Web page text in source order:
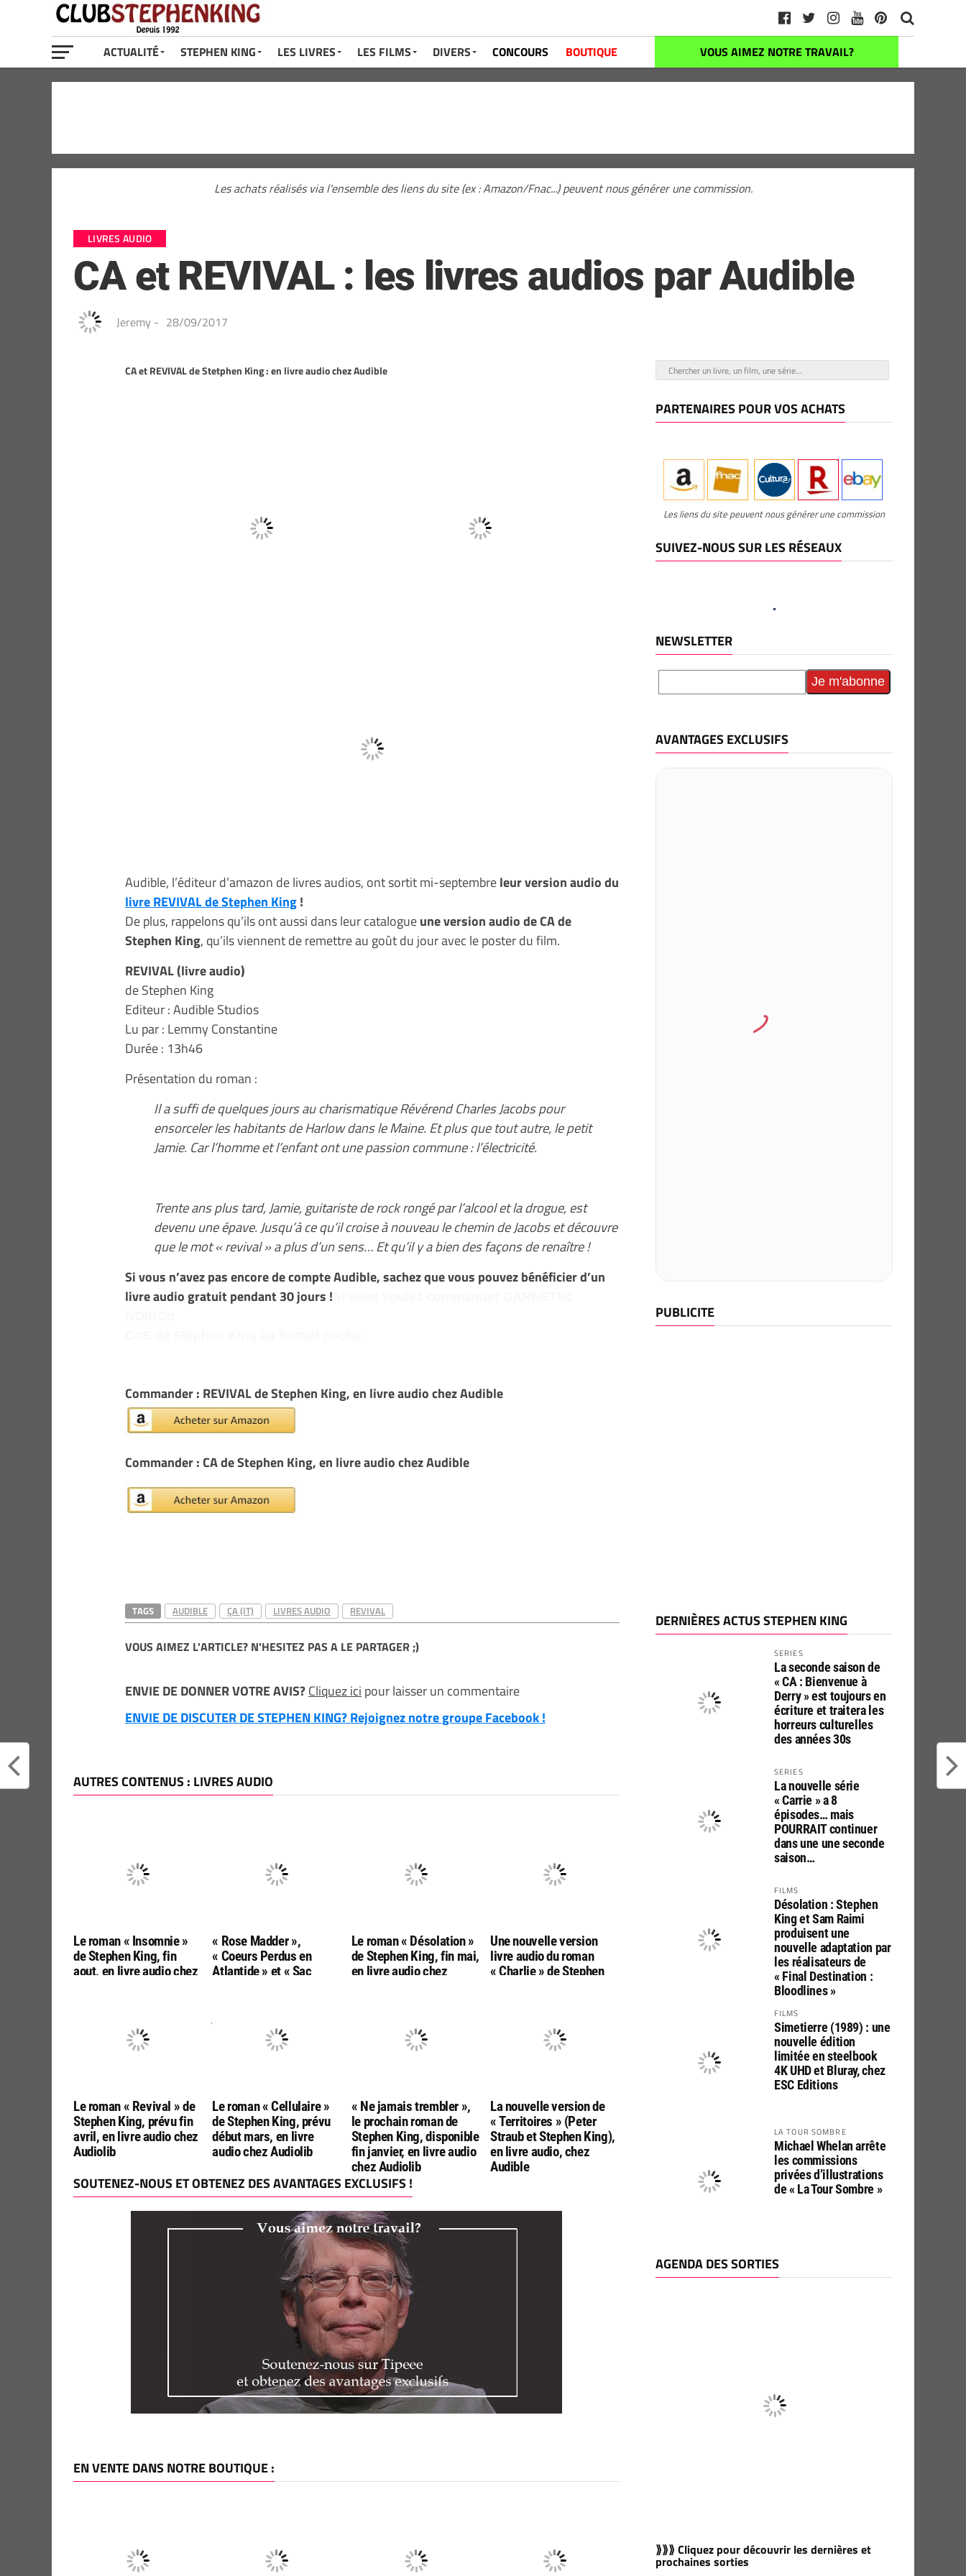
ACTUALITÉ STEPHEN KING LES LIVRES LES FILMS DIVERS CONCOURS BOUTIQUE VOUS AIMEZ NOTRE TRAVAIL?
Les achats réalisés via l'ensemble des liens du site (ex : Amazon/Fnac...) peuvent nous générer une commission.
LIVRES AUDIO
CA et REVIVAL : les livres audios par Audible
Jeremy - 28/09/2017
CA et REVIVAL de Stetphen King : en livre audio chez Audible
Audible, l’éditeur d’amazon de livres audios, ont sortit mi-septembreleur version audio du
livre REVIVAL de Stephen King!
De plus, rappelons qu’ils ont aussi dans leur catalogueune version audio de CA de
Stephen King, qu’ils viennent de remettre au goût du jour avec le poster du film.
REVIVAL (livre audio)
de Stephen King
Editeur : Audible Studios
Lu par : Lemmy Constantine
Durée : 13h46
Présentation du roman :
Il a suffi de quelques jours au charismatique Révérend Charles Jacobs pour
ensorceler les habitants de Harlow dans le Maine. Et plus que tout autre, le petit
Jamie. Car l’homme et l’enfant ont une passion commune : l’électricité.
Trente ans plus tard, Jamie, guitariste de rock rongé par l’alcool et la drogue, est
devenu une épave. Jusqu’à ce qu’il croise à nouveau le chemin de Jacobs et découvre
que le mot « revival » a plus d’un sens… Et qu’il y a bien des façons de renaître !
Si vous n’avez pas encore de compte Audible, sachez que vous pouvez bénéficier d’un
livre audio gratuit pendant 30 jours !
Commander : REVIVAL de Stephen King, en livre audio chez Audible
Commander : CA de Stephen King, en livre audio chez Audible
TAGS AUDIBLE ÇA (IT) LIVRES AUDIO REVIVAL
VOUS AIMEZ L'ARTICLE? N'HESITEZ PAS A LE PARTAGER ;)
ENVIE DE DONNER VOTRE AVIS?Cliquez ici pour laisser un commentaire
ENVIE DE DISCUTER DE STEPHEN KING? Rejoignez notre groupe Facebook !
AUTRES CONTENUS : LIVRES AUDIO
Le roman « Insomnie »
de Stephen King, fin
aout, en livre audio chez
« Rose Madder »,
« Coeurs Perdus en
Atlantide » et « Sac
Le roman « Désolation »
de Stephen King, fin mai,
en livre audio chez
Une nouvelle version
livre audio du roman
« Charlie » de Stephen
Le roman « Revival » de
Stephen King, prévu fin
avril, en livre audio chez
Audiolib
Le roman « Cellulaire »
de Stephen King, prévu
début mars, en livre
audio chez Audiolib
« Ne jamais trembler »,
le prochain roman de
Stephen King, disponible
fin janvier, en livre audio
chez Audiolib
La nouvelle version de
« Territoires » (Peter
Straub et Stephen King),
en livre audio, chez
Audible
SOUTENEZ-NOUS ET OBTENEZ DES AVANTAGES EXCLUSIFS !
EN VENTE DANS NOTRE BOUTIQUE :
PARTENAIRES POUR VOS ACHATS
Les liens du site peuvent nous générer une commission
SUIVEZ-NOUS SUR LES RÉSEAUX
NEWSLETTER
AVANTAGES EXCLUSIFS
PUBLICITE
DERNIÈRES ACTUS STEPHEN KING
SERIES
La seconde saison de
« CA : Bienvenue à
Derry » est toujours en
écriture et traitera les
horreurs culturelles
des années 30s
SERIES
La nouvelle série
« Carrie » a 8
épisodes… mais
POURRAIT continuer
dans une une seconde
saison…
FILMS
Désolation : Stephen
King et Sam Raimi
produisent une
nouvelle adaptation par
les réalisateurs de
« Final Destination :
Bloodlines »
FILMS
Simetierre (1989) : une
nouvelle édition
limitée en steelbook
4K UHD et Bluray, chez
ESC Editions
LA TOUR SOMBRE
Michael Whelan arrête
les commissions
privées d’illustrations
de « La Tour Sombre »
AGENDA DES SORTIES
⟫⟫⟫ Cliquez pour découvrir les dernières et
prochaines sorties